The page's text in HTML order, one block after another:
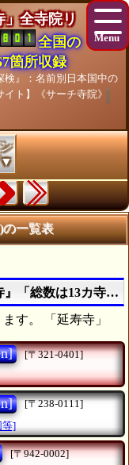
」全寺院リ
全国の
箇所収録
検』：名前別日本国中の
ト】《サーチ寺院》
▼
の一覧表
』「総数は13カ寺」
す。 「延寿寺」
[〒321-0401]
[〒238-0111]
等]
[〒942-0002]